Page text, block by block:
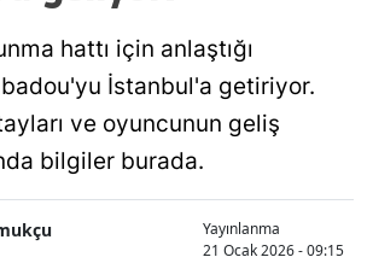
hattı için anlaştığı
İstanbul'a getiriyor.
ve oyuncunun geliş
bilgiler burada.
Yayınlanma
21 Ocak 2026 - 09:15